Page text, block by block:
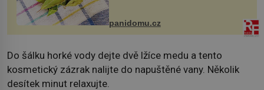
zmírnit některé naše neduhy.
Obsahuje v malém množství ně...
panidomu.cz
Do šálku horké vody dejte dvě lžíce medu a tento
kosmetický zázrak nalijte do napuštěné vany. Několik
desítek minut relaxujte.